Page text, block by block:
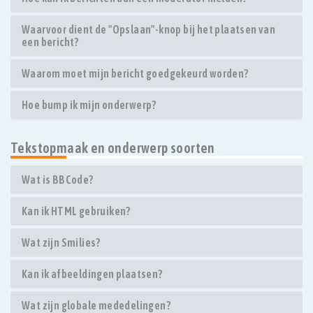
Waarvoor dient de "Opslaan"-knop bij het plaatsen van
een bericht?
Waarom moet mijn bericht goedgekeurd worden?
Hoe bump ik mijn onderwerp?
Tekstopmaak en onderwerp soorten
Wat is BBCode?
Kan ik HTML gebruiken?
Wat zijn Smilies?
Kan ik afbeeldingen plaatsen?
Wat zijn globale mededelingen?